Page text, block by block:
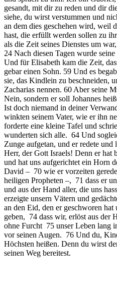
gesandt, mit dir zu reden und dir
siehe, du wirst verstummen und
an dem dies geschehen wird, weil
hast, die erfüllt werden sollen zu
als die Zeit seines Dienstes um
24 Nach diesen Tagen wurde
Und für Elisabeth kam die Zeit,
gebar einen Sohn. 59 Und es
sie, das Kindlein zu beschneiden,
Zacharias nennen. 60 Aber seine
Nein, sondern er soll Johannes
Ist doch niemand in deiner
winkten seinem Vater, wie er ihn
forderte eine kleine Tafel und
wunderten sich alle. 64 Und
Zunge aufgetan, und er redete
Herr, der Gott Israels! Denn er hat
und hat uns aufgerichtet ein Horn
David – 70 wie er vorzeiten
heiligen Propheten –, 71 dass er
und aus der Hand aller, die uns
erzeigte unsern Vätern und
an den Eid, den er geschworen hat
geben, 74 dass wir, erlöst aus der
ohne Furcht 75 unser Leben lang
vor seinen Augen. 76 Und du,
Höchsten heißen. Denn du wirst
seinen Weg bereitest.